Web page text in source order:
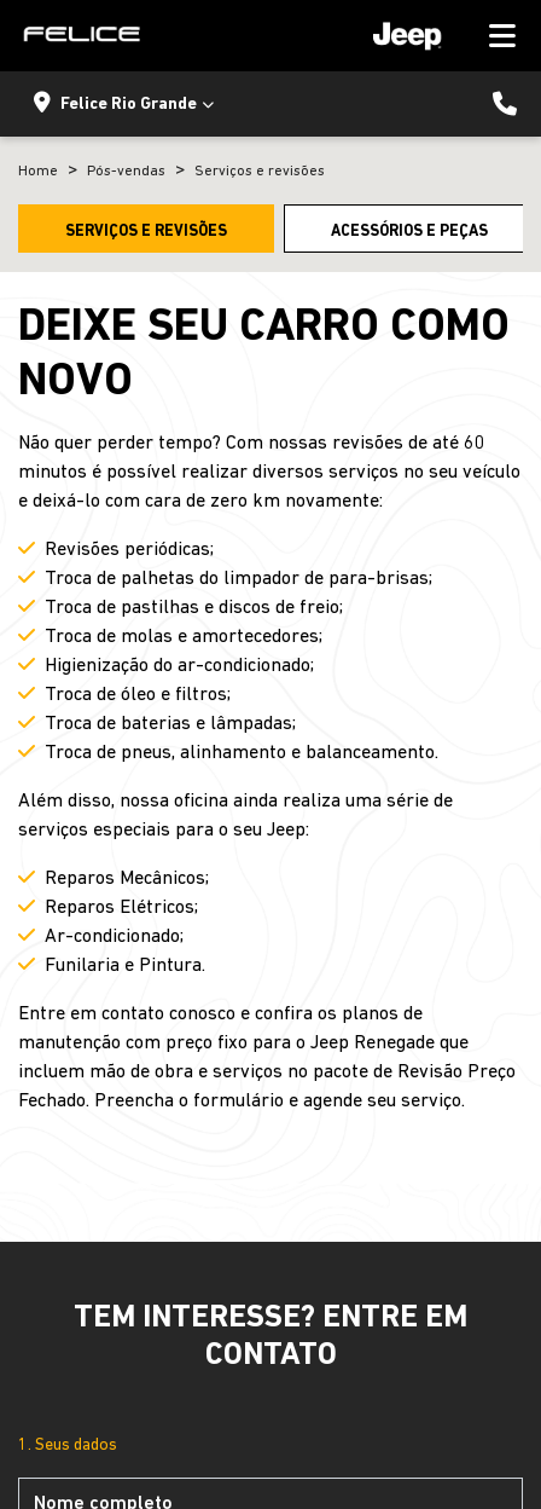
Felice Rio Grande
Home Pós-vendas Serviços e revisões
SERVIÇOS E REVISÕES ACESSÓRIOS E PEÇAS
DEIXE SEU CARRO COMO
NOVO
Não quer perder tempo? Com nossas revisões de até 60
minutos é possível realizar diversos serviços no seu veículo
e deixá-lo com cara de zero km novamente:
Revisões periódicas;
Troca de palhetas do limpador de para-brisas;
Troca de pastilhas e discos de freio;
Troca de molas e amortecedores;
Higienização do ar-condicionado;
Troca de óleo e filtros;
Troca de baterias e lâmpadas;
Troca de pneus, alinhamento e balanceamento.
Além disso, nossa oficina ainda realiza uma série de
serviços especiais para o seu Jeep:
Reparos Mecânicos;
Reparos Elétricos;
Ar-condicionado;
Funilaria e Pintura.
Entre em contato conosco e confira os planos de
manutenção com preço fixo para o Jeep Renegade que
incluem mão de obra e serviços no pacote de Revisão Preço
Fechado. Preencha o formulário e agende seu serviço.
TEM INTERESSE? ENTRE EM
CONTATO
1. Seus dados